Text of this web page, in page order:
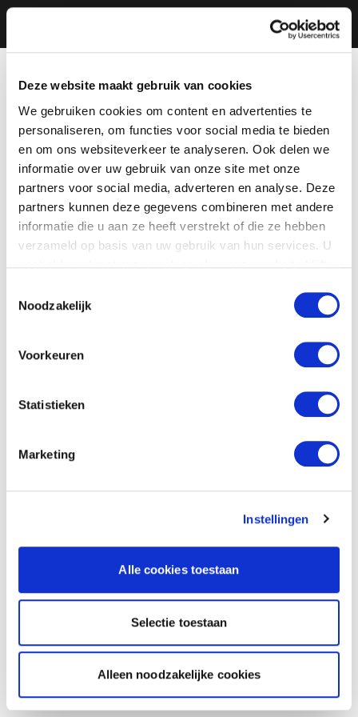
Deze website maakt gebruik van cookies
We gebruiken cookies om content en advertenties te
personaliseren, om functies voor social media te bieden
en om ons websiteverkeer te analyseren. Ook delen we
informatie over uw gebruik van onze site met onze
partners voor social media, adverteren en analyse. Deze
partners kunnen deze gegevens combineren met andere
informatie die u aan ze heeft verstrekt of die ze hebben
verzameld op basis van uw gebruik van hun services. U
Noodzakelijk
Voorkeuren
Statistieken
Marketing
Instellingen
Alle cookies toestaan
Selectie toestaan
Alleen noodzakelijke cookies